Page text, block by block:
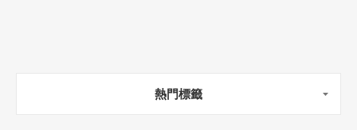
熱門標籤